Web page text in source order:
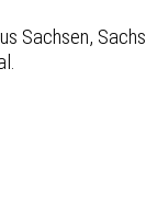
Sachsen,